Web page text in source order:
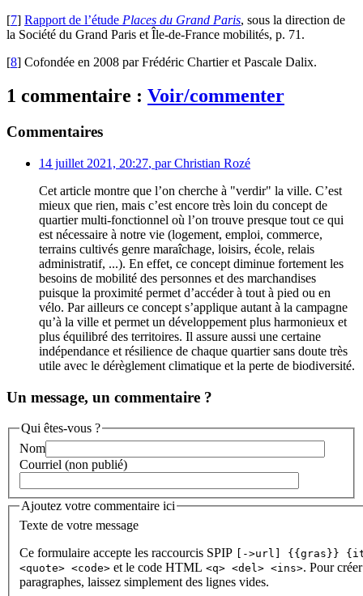
[7] Rapport de l’étude Places du Grand Paris, sous la direction de
la Société du Grand Paris et Île-de-France mobilités, p. 71.
[8] Cofondée en 2008 par Frédéric Chartier et Pascale Dalix.
1 commentaire : Voir/commenter
Commentaires
14 juillet 2021, 20:27, parChristian Rozé
Cet article montre que l’on cherche à "verdir" la ville. C’est
mieux que rien, mais c’est encore très loin du concept de
quartier multi-fonctionnel où l’on trouve presque tout ce qui
est nécessaire à notre vie (logement, emploi, commerce,
terrains cultivés genre maraîchage, loisirs, école, relais
administratif, ...). En effet, ce concept diminue fortement les
besoins de mobilité des personnes et des marchandises
puisque la proximité permet d’accéder à tout à pied ou en
vélo. Par ailleurs ce concept s’applique autant à la campagne
qu’à la ville et permet un développement plus harmonieux et
plus équilibré des territoires. Il assure aussi une certaine
indépendance et résilience de chaque quartier sans doute très
utile avec le dérèglement climatique et la perte de biodiversité.
Un message, un commentaire ?
Qui êtes-vous ?
Nom
Courriel (non publié)
Ajoutez votre commentaire ici
Texte de votre message
Ce formulaire accepte les raccourcis SPIP [->url] {{gras}}
<quote> <code> et le code HTML <q> <del> <ins>. Pour
paragraphes, laissez simplement des lignes vides.